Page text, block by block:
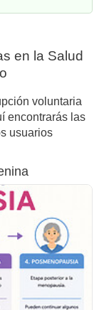
en la Salud
voluntaria
encontrarás las
usuarios